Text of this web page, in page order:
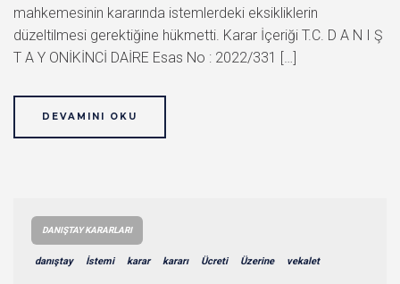
mahkemesinin kararında istemlerdeki eksikliklerin
düzeltilmesi gerektiğine hükmetti. Karar İçeriği T.C. D A N I Ş
T A Y ONİKİNCİ DAİRE Esas No : 2022/331 […]
DEVAMINI OKU
DANIŞTAY KARARLARI
danıştay İstemi karar kararı Ücreti Üzerine vekalet